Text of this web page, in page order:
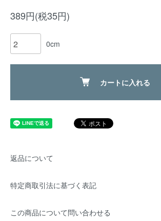
389円(税35円)
0cm
カートに入れる
返品について
特定商取引法に基づく表記
この商品について問い合わせる